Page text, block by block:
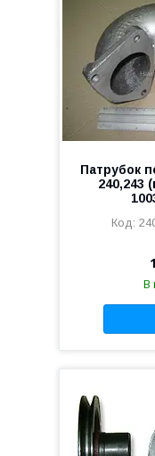
Патрубок
240,243
В